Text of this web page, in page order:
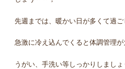
先週までは、暖かい日が多くて過
急激に冷え込んでくると体調管理
うがい、手洗い等しっかりしましょ